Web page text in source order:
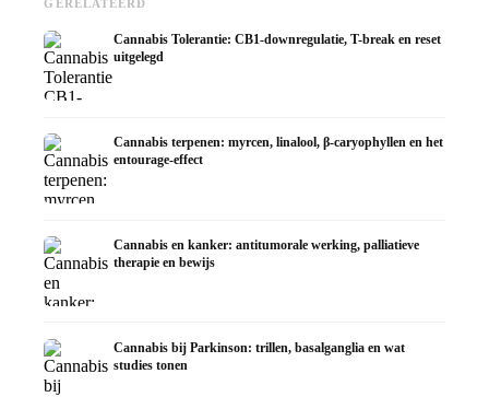
GERELATEERD
Cannabis Tolerantie: CB1-downregulatie, T-break en reset
uitgelegd
Cannabis terpenen: myrcen, linalool, β-caryophyllen en het
entourage-effect
Cannabis en kanker: antitumorale werking, palliatieve
therapie en bewijs
Cannabis bij Parkinson: trillen, basalganglia en wat
studies tonen